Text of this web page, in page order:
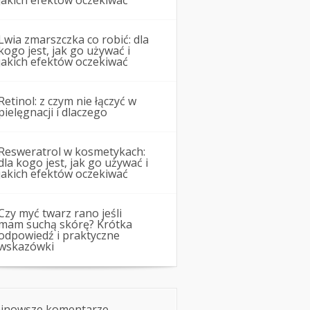
zmarszczka co robić: dla
jest, jak go używać i
efektów oczekiwać
z czym nie łączyć w
i dlaczego
w kosmetykach:
kogo jest, jak go używać i
efektów oczekiwać
myć twarz rano jeśli
suchą skórę? Krótka
i praktyczne